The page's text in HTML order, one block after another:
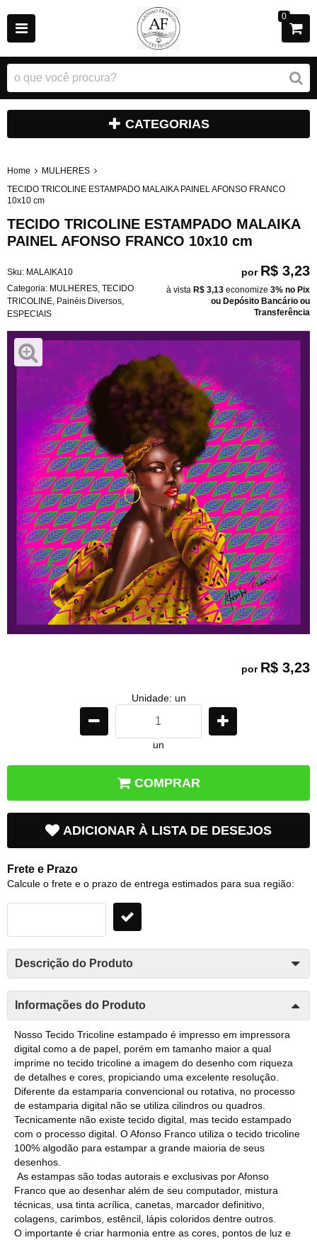
0
CATEGORIAS
Home
MULHERES
TECIDO TRICOLINE ESTAMPADO MALAIKA PAINEL AFONSO FRANCO
10x10 cm
TECIDO TRICOLINE ESTAMPADO MALAIKA
PAINEL AFONSO FRANCO 10x10 cm
Sku: MALAIKA10
Categoria: MULHERES TECIDO
TRICOLINE Painéis Diversos
ESPECIAIS
por R$ 3,23
à vista R$ 3,13 economize 3% no Pix
ou Depósito Bancário ou
Transferência
por R$ 3,23
Unidade: un
un
COMPRAR
ADICIONAR À LISTA DE DESEJOS
Frete e Prazo
Calcule o frete e o prazo de entrega estimados para sua região:
Descrição do Produto
Informações do Produto
Nosso Tecido Tricoline estampado é impresso em impressora
digital como a de papel, porém em tamanho maior a qual
imprime no tecido tricoline a imagem do desenho com riqueza
de detalhes e cores, propiciando uma excelente resolução.
Diferente da estamparia convencional ou rotativa, no processo
de estamparia digital não se utiliza cilindros ou quadros.
Tecnicamente não existe tecido digital, mas tecido estampado
com o processo digital. O Afonso Franco utiliza o tecido tricoline
100% algodão para estampar a grande maioria de seus
desenhos.
As estampas são todas autorais e exclusivas por Afonso
Franco que ao desenhar além de seu computador, mistura
técnicas, usa tinta acrílica, canetas, marcador definitivo,
colagens, carimbos, estêncil, lápis coloridos dentre outros.
O importante é criar harmonia entre as cores, pontos de luz e